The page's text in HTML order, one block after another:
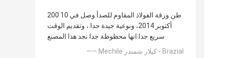
200 طن ورقة الفولاذ المقاوم للصدأ وصل في 10
أكتوبر 2014، ونوعية جيدة جدا.، وتقديم الوقت
سريع جدا انها محظوظة جدا نجد هذا المصنع
—— Mechile كيلار شمندر - Brazial